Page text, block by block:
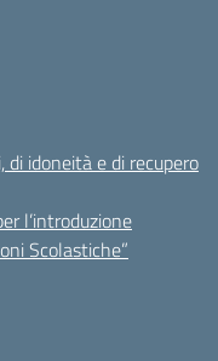
idoneità e di recupero
l’introduzione
Scolastiche”